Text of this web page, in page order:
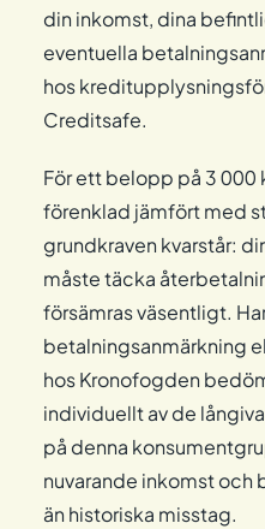
din inkomst, dina
eventuella
hos
Creditsafe.
För ett belopp på 3 000
förenklad jämfört med
grundkraven kvarstår:
måste täcka
försämras väsentligt.
betalningsanmärkning
hos Kronofogden
individuellt av de
på denna
nuvarande inkomst
än historiska misstag.